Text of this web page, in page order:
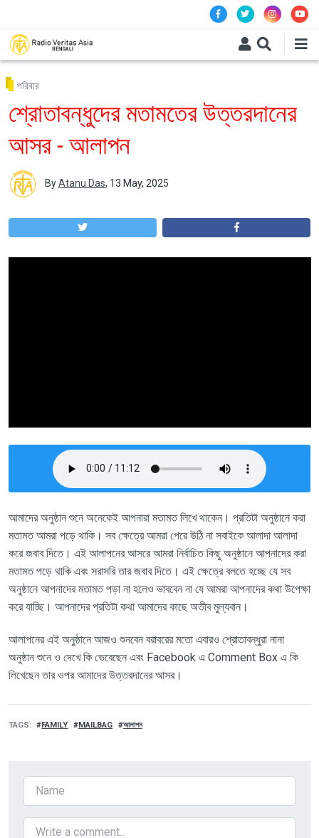
পরিবার
শ্রোতাবন্ধুদের মতামতের উত্তরদানের
আসর - আলাপন
ByAtanu Das, 13 May, 2025
আমাদের অনুষ্ঠান শুনে অনেকেই আপনারা মতামত লিখে থাকেন। প্রতিটা অনুষ্ঠানে করা
মতামত আমরা পড়ে থাকি। সব ক্ষেত্রে আমরা পেরে উঠি না সবাইকে আলাদা আলাদা
করে জবাব দিতে। এই আলাপনের আসরে আমরা নির্বাচিত কিছু অনুষ্ঠানে আপনাদের করা
মতামত পড়ে থাকি এবং সরাসরি তার জবাব দিতে। এই ক্ষেত্রে বলতে হচ্ছে যে সব
অনুষ্ঠানে আপনাদের মতামত পড়া না হলেও ভাববেন না যে আমরা আপনাদের কথা উপেক্ষা
করে যাচ্ছি। আপনাদের প্রতিটা কথা আমাদের কাছে অতীব মুল্যবান।
আলাপনের এই অনুষ্ঠানে আজও শুনবেন বরাবরের মতো এবারও শ্রোতাবন্ধুরা নানা
অনুষ্ঠান শুনে ও দেখে কি ভেবেছেন এবং Facebook এ Comment Box এ কি
লিখেছেন তার ওপর আমাদের উত্তরদানের আসর।
TAGS FAMILY MAILBAG আলাপন